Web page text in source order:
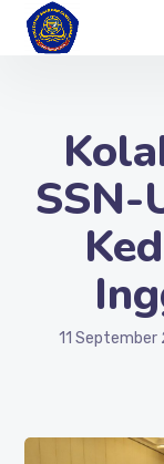
SSN-
11 September